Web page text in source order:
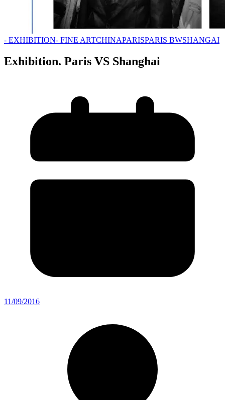
- EXHIBITION- FINE ARTCHINAPARISPARIS BWSHANGAI
Exhibition. Paris VS Shanghai
11/09/2016